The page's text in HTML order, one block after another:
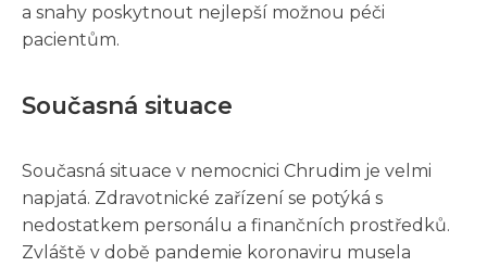
a snahy poskytnout nejlepší možnou péči
pacientům.
Současná situace
Současná situace v nemocnici Chrudim je velmi
napjatá. Zdravotnické zařízení se potýká s
nedostatkem personálu a finančních prostředků.
Zvláště v době pandemie koronaviru musela